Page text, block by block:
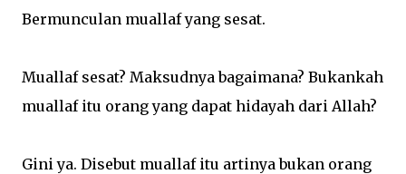
Bermunculan muallaf yang sesat.
Muallaf sesat? Maksudnya bagaimana? Bukankah
muallaf itu orang yang dapat hidayah dari Allah?
Gini ya. Disebut muallaf itu artinya bukan orang